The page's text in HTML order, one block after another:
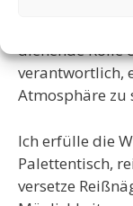
2017 habe ich
Stern
dienende Rolle
verantwortlich,
Atmosphäre zu
Ich erfülle die
Palettentisch,
versetze